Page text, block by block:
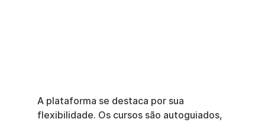
A plataforma se destaca por sua
flexibilidade. Os cursos são autoguiados,